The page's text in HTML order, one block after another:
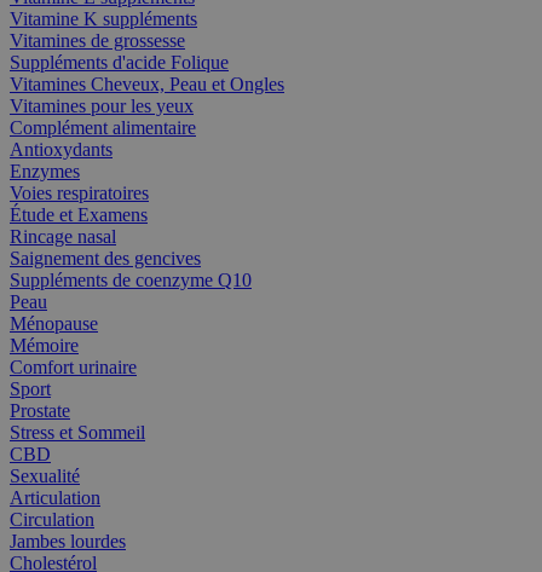
Vitamine K suppléments
Vitamines de grossesse
Suppléments d'acide Folique
Vitamines Cheveux, Peau et Ongles
Vitamines pour les yeux
Complément alimentaire
Antioxydants
Enzymes
Voies respiratoires
Étude et Examens
Rincage nasal
Saignement des gencives
Suppléments de coenzyme Q10
Peau
Ménopause
Mémoire
Comfort urinaire
Sport
Prostate
Stress et Sommeil
CBD
Sexualité
Articulation
Circulation
Jambes lourdes
Cholestérol